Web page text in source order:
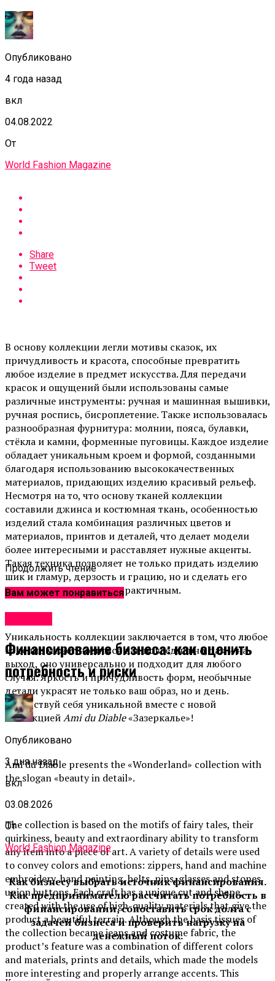
Опубликовано
4 года назад
вкл
04.08.2022
От
World Fashion Magazine
Share
Tweet
В основу коллекции легли мотивы сказок, их
причудливость и красота, способные превратить
любое изделие в предмет искусства. Для передачи
красок и ощущений были использованы самые
различные инструменты: ручная и машинная вышивки,
ручная роспись, бисроплетение. Также использовалась
разнообразная фурнитура: молнии, пояса, булавки,
стёкла и камни, форменные пуговицы. Каждое изделие
обладает уникальным кроем и формой, созданными
благодаря использованию высококачественных
материалов, придающих изделию красивый рельеф.
Несмотря на то, что основу тканей коллекции
составили джинса и костюмная ткань, особенностью
изделий стала комбинация различных цветов и
материалов, принтов и деталей, что делает модели
более интересными и расставляет нужные акценты.
Такая техника позволяет не только придать изделию
шик и гламур, дерзость и грацию, но и сделать его
высококачественным и практичным.
Уникальность коллекции заключается в том, что любое
изделие может носиться как повседневно, так и на
выход, оно универсально и подходит для любого
случая. Яркость и причудливость форм, необычные
детали украсят не только ваш образ, но и день.
Почувствуй себя уникальной вместе с новой
коллекциейAmi du Diable«Зазеркалье»!
Ami du Diable presents the «Wonderland» collection with
the slogan «beauty in detail».
The collection is based on the motifs of fairy tales, their
quirkiness, beauty and extraordinary ability to transform
any item into a piece of art. A variety of details were used
to convey colors and emotions: zippers, hand and machine
embroidery, hand painting, belts, pins, glasses and stones,
union buttons. Each craft has a unique cut and shape,
created with the use of high-quality materials that give the
product a beautiful terrain. Although the basis tissues of
the collection became jeans and costume fabric, the
product’s feature was a combination of different colors
and materials, prints and details, which made the models
more interesting and properly arrange accents. This
Продолжить чтение
Вам может понравиться
Финансирование бизнеса: как оценить
потребность и риски
Опубликовано
3 дня назад
вкл
03.08.2026
От
World Fashion Magazine
Как бизнесу выбрать источник финансирования.
Как предпринимателю рассчитать потребность в
финансировании, сопоставить срок долга с
задачей бизнеса и проверить нагрузку на
денежный поток.